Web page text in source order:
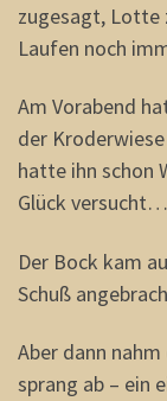
zugesagt, Lotte
Laufen noch
Am Vorabend
der
hatte ihn schon
Glück
Der Bock kam
Schuß
Aber dann
sprang ab – ein